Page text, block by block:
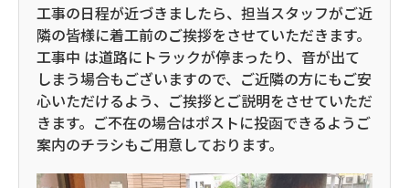
工事の日程が近づきましたら、担当スタッフがご近
隣の皆様に着工前のご挨拶をさせていただきます。
工事中 は道路にトラックが停まったり、音が出て
しまう場合もございますので、ご近隣の方にもご安
心いただけるよう、ご挨拶とご説明をさせていただ
きます。ご不在の場合はポストに投函できるようご
案内のチラシもご用意しております。